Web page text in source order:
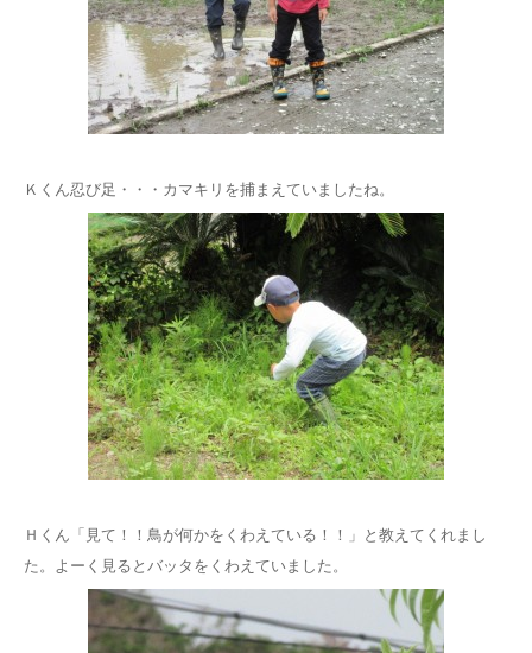
Ｋくん忍び足・・・カマキリを捕まえていましたね。
Ｈくん「見て！！鳥が何かをくわえている！！」と教えてくれまし
た。よーく見るとバッタをくわえていました。